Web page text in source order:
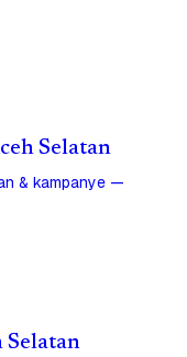
Selatan
& kampanye —
Selatan